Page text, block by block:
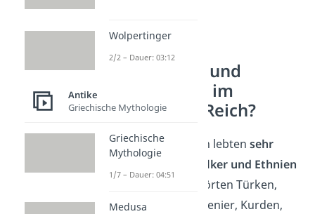
Welche Völker und
Ethnien lebten im
Osmanischen Reich?
Im Osmanischen Reich lebten sehr
viele verschiedene Völker und Ethnien
zusammen. Dazu gehörten Türken,
Araber, Griechen, Armenier, Kurden,
Wolpertinger
2/2 – Dauer: 03:12
Antike
Griechische Mythologie
Griechische
Mythologie
1/7 – Dauer: 04:51
Medusa